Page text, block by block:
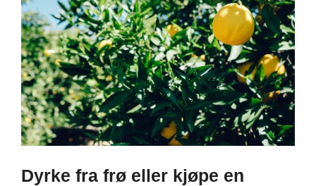
Dyrke fra frø eller kjøpe en